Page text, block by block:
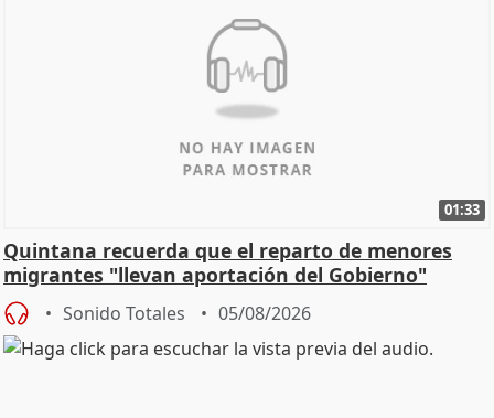
01:33
Quintana recuerda que el reparto de menores
migrantes "llevan aportación del Gobierno"
central
Sonido Totales 05/08/2026